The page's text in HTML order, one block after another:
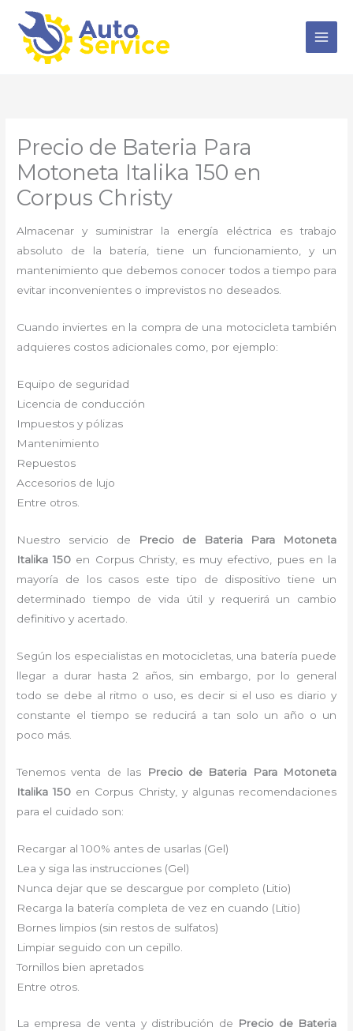
contenido
Precio de Bateria Para
Motoneta Italika 150 en
Corpus Christy
Almacenar y suministrar la energía eléctrica es trabajo
absoluto de la batería, tiene un funcionamiento, y un
mantenimiento que debemos conocer todos a tiempo para
evitar inconvenientes o imprevistos no deseados.
Cuando inviertes en la compra de una motocicleta también
adquieres costos adicionales como, por ejemplo:
Equipo de seguridad
Licencia de conducción
Impuestos y pólizas
Mantenimiento
Repuestos
Accesorios de lujo
Entre otros.
Nuestro servicio de
Precio de Bateria Para Motoneta
Italika 150 en Corpus Christy, es muy efectivo, pues en la
mayoría de los casos este tipo de dispositivo tiene un
determinado tiempo de vida útil y requerirá un cambio
definitivo y acertado.
Según los especialistas en motocicletas, una batería puede
llegar a durar hasta 2 años, sin embargo, por lo general
todo se debe al ritmo o uso, es decir si el uso es diario y
constante el tiempo se reducirá a tan solo un año o un
poco más.
Tenemos venta de las
Precio de Bateria Para Motoneta
Italika 150 en Corpus Christy, y algunas recomendaciones
para el cuidado son:
Recargar al 100% antes de usarlas (Gel)
Lea y siga las instrucciones (Gel)
Nunca dejar que se descargue por completo (Litio)
Recarga la batería completa de vez en cuando (Litio)
Bornes limpios (sin restos de sulfatos)
Limpiar seguido con un cepillo.
Tornillos bien apretados
Entre otros.
La empresa de venta y distribución de Precio de Bateria